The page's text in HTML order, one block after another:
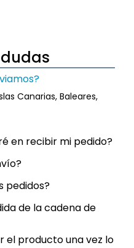
Canarias, Baleares,
en recibir mi pedido?
pedidos?
de la cadena de
el producto una vez lo